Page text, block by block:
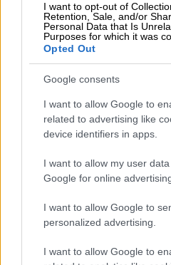
I want to opt-out of
Retention, Sale, and/or
Personal Data that Is
Purposes for which it was
Opted Out
Google consents
I want to allow Google to
related to advertising like
device identifiers in apps.
I want to allow my user
Google for online
I want to allow Google to
personalized advertising.
I want to allow Google to
Συναγερμός στη